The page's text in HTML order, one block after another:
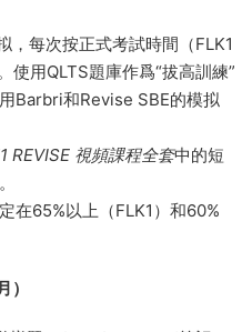
每次按正式考試時間（FLK1
使用QLTS題庫作爲“拔高訓練”
Barbri和Revise SBE的模拟
REVISE 視頻課程全套中的短
在65%以上（FLK1）和60%